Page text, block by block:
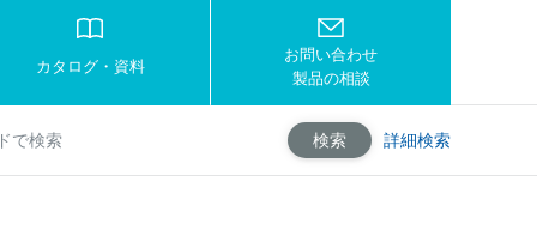
カタログ・資料
お問い合わせ
製品の相談
検索 詳細検索